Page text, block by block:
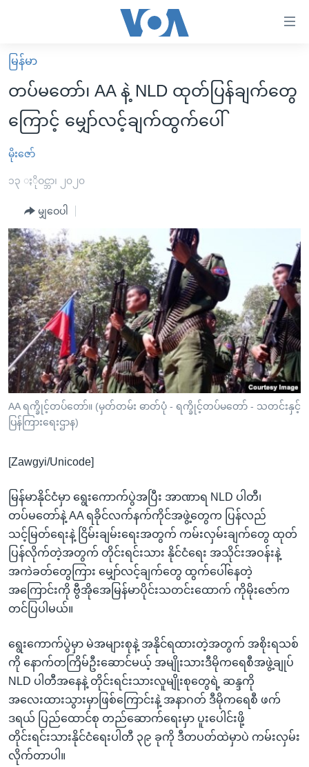
လွယ်ကူ
စေ
သည့်
Link
များ
ပင်မ
ကျော်
ကြည့်
ရန်
ပင်မ
အ
ညွန်း
စာမျက်နှာ
သို့
ကျော်
ကြည့်
ရန်
ရန်
ကျော်
ရန်
မူလစာမျက်နှာ
မြန်မာ
ကမ္ဘာ့သတင်းများ
နိုင်ငံတကာ
အစ္စရေး-ပါလက်စတိုင်း
ဗွီဒီယို
အင်္ဂလိပ်စာလေ့လာမယ်
အမေရိကန်သုံးအီဒီယံ
မကြေးမုံရဲ့ အင်္ဂလိပ်စာ
ရုပ်ရှင်ထဲက အင်္ဂလိပ်စာ
သုတပဒေသာ အင်္ဂလိပ်စာ
အပတ်စဉ်ကဏ္ဍများ
ရေဒီယို
တီဗွီ
ရေဒီယိုနှင့်ရုပ်သံ အချက်အလက်များ
ရေဒီယို/တီဗွီအစီအစဉ်
Learning English
ဗွီအိုအေ လူမှုကွန်ယက်များ
မြန်မာ
တပ်မတော်၊ AA နဲ့ NLD ထုတ်ပြန်ချက်တွေ
ကြောင့် မျှော်လင့်ချက်ထွက်ပေါ်
မိုးဇော်
၁၃ ႏိုဝင္ဘာ၊ ၂၀၂၀
မျှဝေပါ
AA ရက္ခိုင့်တပ်တော်။ (မှတ်တမ်း ဓာတ်ပုံ - ရက္ခိုင့်တပ်မတော် - သတင်းနှင့်
ပြန်ကြားရေးဌာန)
[Zawgyi/Unicode]
မြန်မာနိုင်ငံမှာ ရွေးကောက်ပွဲအပြီး အာဏာရ NLD ပါတီ၊
တပ်မတော်နဲ့ AA ရခိုင်လက်နက်ကိုင်အဖွဲ့တွေက ပြန်လည်
သင့်မြတ်ရေးနဲ့ ငြိမ်းချမ်းရေးအတွက် ကမ်းလှမ်းချက်တွေ ထုတ်
ပြန်လိုက်တဲ့အတွက် တိုင်းရင်းသား နိုင်ငံရေး အသိုင်းအဝန်းနဲ့
အကဲခတ်တွေကြား မျှော်လင့်ချက်တွေ ထွက်ပေါ်နေတဲ့
အကြောင်းကို ဗွီအိုအေမြန်မာပိုင်းသတင်းထောက် ကိုမိုးဇော်က
တင်ပြပါမယ်။
ရွေးကောက်ပွဲမှာ မဲအများစုနဲ့ အနိုင်ရထားတဲ့အတွက် အစိုးရသစ်
ကို နောက်တကြိမ်ဦးဆောင်မယ့် အမျိုးသားဒီမိုကရေစီအဖွဲ့ချုပ်
NLD ပါတီအနေနဲ့ တိုင်းရင်းသားလူမျိုးစုတွေရဲ့ ဆန္ဒကို
အလေးထားသွားမှာဖြစ်ကြောင်းနဲ့ အနာဂတ် ဒီမိုကရေစီ ဖက်
ဒရယ် ပြည်ထောင်စု တည်ဆောက်ရေးမှာ ပူးပေါင်းဖို့
တိုင်းရင်းသားနိုင်ငံရေးပါတီ ၃၉ ခုကို ဒီတပတ်ထဲမှာပဲ ကမ်းလှမ်း
လိုက်တာပါ။